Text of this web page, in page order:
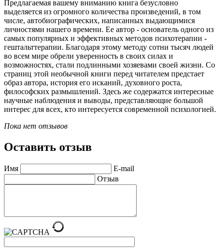
Предлагаемая вашему вниманию книга безусловно
выделяется из огромного количества произведений, в том
числе, автобиографических, написанных выдающимися
личностями нашего времени. Ее автор - основатель одного из
самых популярных и эффективных методов психотерапии -
гештальттерапии. Благодаря этому методу сотни тысяч людей
во всем мире обрели уверенность в своих силах и
возможностях, стали подлинными хозяевами своей жизни. Со
страниц этой необычной книги перед читателем предстает
образ автора, история его исканий, духовного роста,
философских размышлений. Здесь же содержатся интересные
научные наблюдения и выводы, представляющие большой
интерес для всех, кто интересуется современной психологией.
Пока нет отзывов
Оставить отзыв
Имя
E-mail
Отзыв